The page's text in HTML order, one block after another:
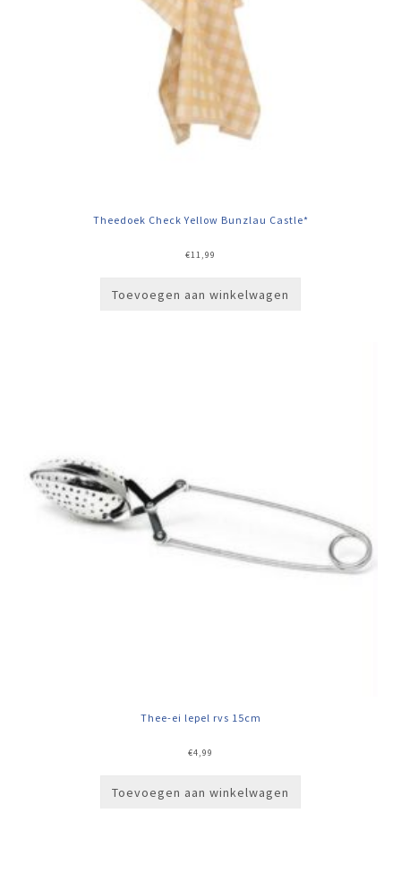
Theedoek Check Yellow Bunzlau Castle*
€11,99
Toevoegen aan winkelwagen
Thee-ei lepel rvs 15cm
€4,99
Toevoegen aan winkelwagen